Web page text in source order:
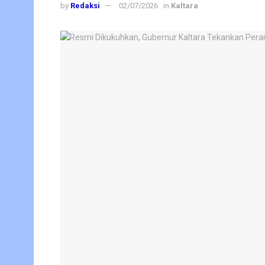
by Redaksi 02/07/2026 in Kaltara